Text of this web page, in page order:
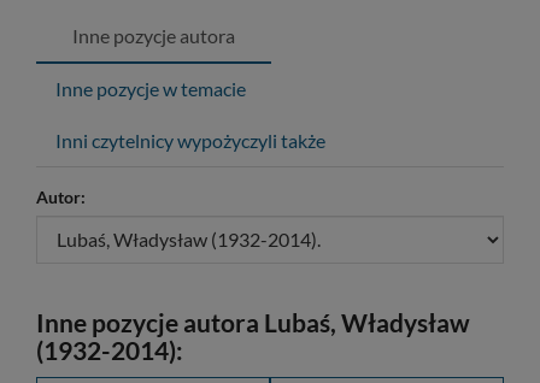
Inne pozycje autora
Inne pozycje w temacie
Inni czytelnicy wypożyczyli także
Autor:
Inne pozycje autora Lubaś, Władysław
(1932-2014):